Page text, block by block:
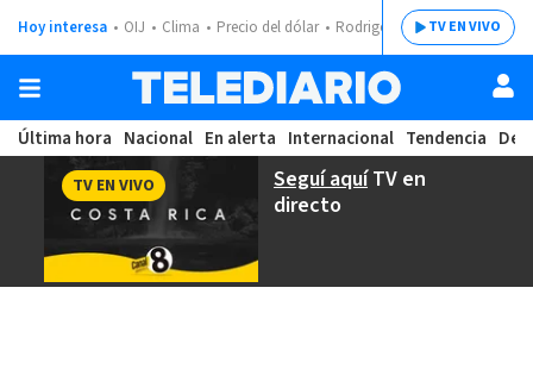
Hoy interesa OIJ Clima Precio del dólar Rodrigo ChavesTV EN VIVO
Última hora Nacional En alerta Internacional Tendencia
Seguí aquíTV en
directo
TV EN VIVO